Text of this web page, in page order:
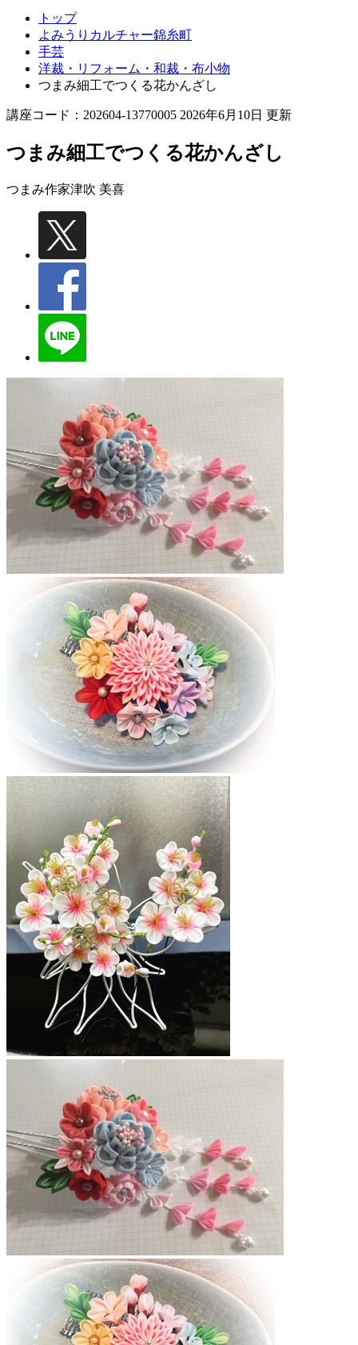
トップ
よみうりカルチャー錦糸町
手芸
洋裁・リフォーム・和裁・布小物
つまみ細工でつくる花かんざし
講座コード：202604-13770005 2026年6月10日 更新
つまみ細工でつくる花かんざし
つまみ作家津吹 美喜